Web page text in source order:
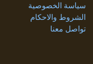
سياسة الخصوصية
الشروط والاحكام
تواصل معنا